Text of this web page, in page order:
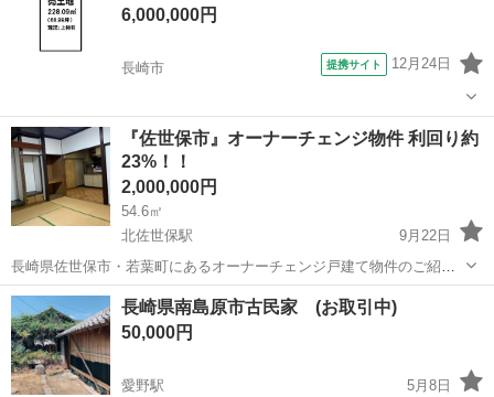
6,000,000円
長崎市 提携サイト 12月24日
長崎 長崎市 土地販売/土地売買
『佐世保市』オーナーチェンジ物件 利回り約
23%！！
2,000,000円
54.6㎡
北佐世保駅
9月22日
長崎県佐世保市・若葉町にあるオーナーチェンジ戸建て物件のご紹介
です。 購入時から毎月 家賃収入 3.8万円 が確実に得られる安定した投
資物件となっております。 間取りは使い勝手の良い 3DK。 最寄りの
バス停が近く、佐世保...
長崎 佐世保市 北佐世保駅 土地販売/土地売買
長崎県南島原市古民家 (お取引中)
50,000円
愛野駅
5月8日